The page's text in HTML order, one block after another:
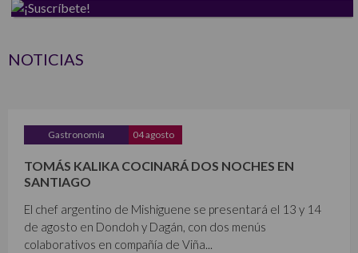
NOTICIAS
Gastronomía 04 agosto
TOMÁS KALIKA COCINARÁ DOS NOCHES EN
SANTIAGO
El chef argentino de Mishiguene se presentará el 13 y 14
de agosto en Dondoh y Dagán, con dos menús
colaborativos en compañía de Viña...